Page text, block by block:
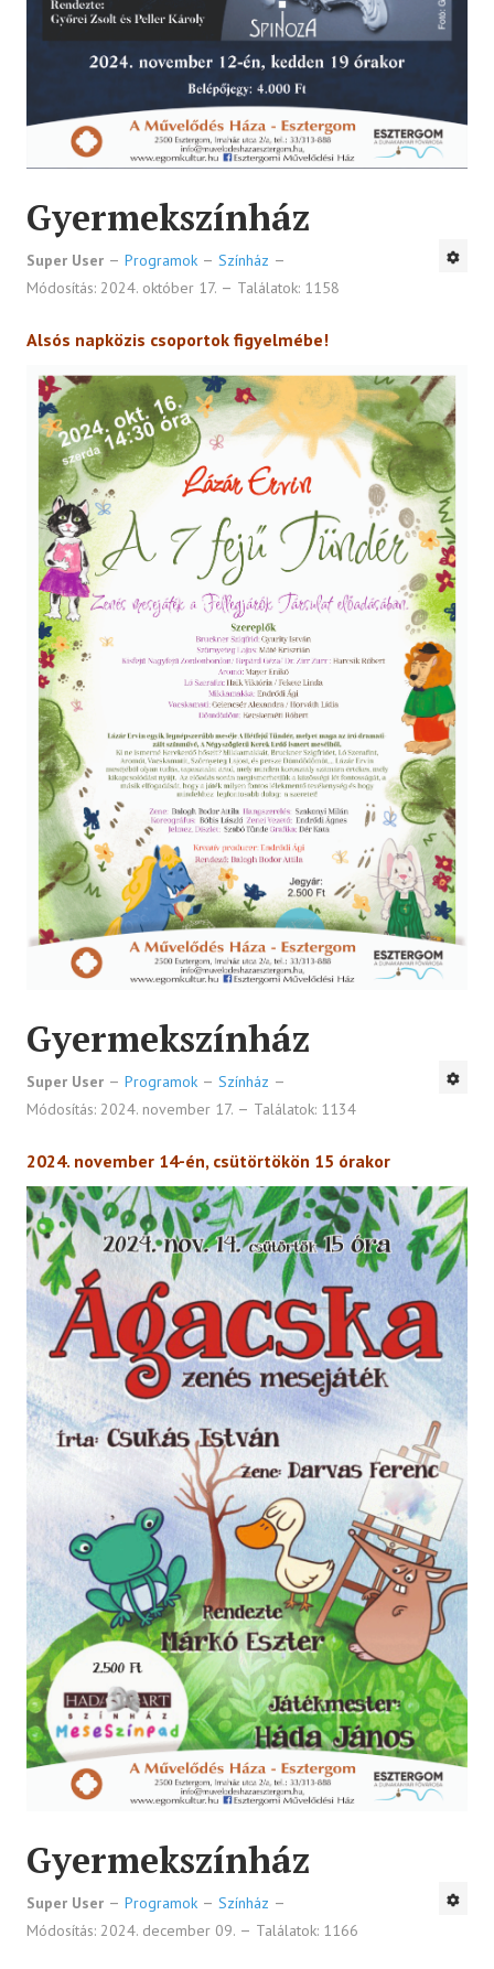
Gyermekszínház
Super User Programok
Színház
Módosítás: 2024. október 17.
Találatok: 1158
Alsós napközis csoportok figyelmébe!
Gyermekszínház
Super User Programok
Színház
Módosítás: 2024. november 17.
Találatok: 1134
2024. november 14-én, csütörtökön 15 órakor
Gyermekszínház
Super User Programok
Színház
Módosítás: 2024. december 09.
Találatok: 1166